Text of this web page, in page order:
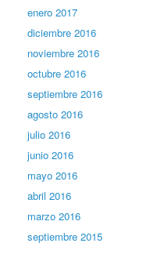
enero 2017
diciembre 2016
noviembre 2016
octubre 2016
septiembre 2016
agosto 2016
julio 2016
junio 2016
mayo 2016
abril 2016
marzo 2016
septiembre 2015